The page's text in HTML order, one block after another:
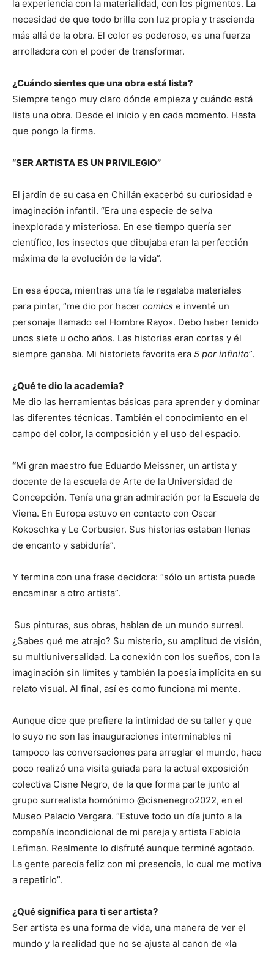
la experiencia con la materialidad, con los pigmentos. La
necesidad de que todo brille con luz propia y trascienda
más allá de la obra. El color es poderoso, es una fuerza
arrolladora con el poder de transformar.
¿Cuándo sientes que una obra está lista?
Siempre tengo muy claro dónde empieza y cuándo está
lista una obra. Desde el inicio y en cada momento. Hasta
que pongo la firma.
“SER ARTISTA ES UN PRIVILEGIO”
El jardín de su casa en Chillán exacerbó su curiosidad e
imaginación infantil. “Era una especie de selva
inexplorada y misteriosa. En ese tiempo quería ser
científico, los insectos que dibujaba eran la perfección
máxima de la evolución de la vida”.
En esa época, mientras una tía le regalaba materiales
para pintar, “me dio por hacer comics e inventé un
personaje llamado «el Hombre Rayo». Debo haber tenido
unos siete u ocho años. Las historias eran cortas y él
siempre ganaba. Mi historieta favorita era 5 por infinito”.
¿Qué te dio la academia?
Me dio las herramientas básicas para aprender y dominar
las diferentes técnicas. También el conocimiento en el
campo del color, la composición y el uso del espacio.
“Mi gran maestro fue Eduardo Meissner, un artista y
docente de la escuela de Arte de la Universidad de
Concepción. Tenía una gran admiración por la Escuela de
Viena. En Europa estuvo en contacto con Oscar
Kokoschka y Le Corbusier. Sus historias estaban llenas
de encanto y sabiduría”.
Y termina con una frase decidora: “sólo un artista puede
encaminar a otro artista”.
Sus pinturas, sus obras, hablan de un mundo surreal.
¿Sabes qué me atrajo? Su misterio, su amplitud de visión,
su multiuniversalidad. La conexión con los sueños, con la
imaginación sin límites y también la poesía implícita en su
relato visual. Al final, así es como funciona mi mente.
Aunque dice que prefiere la intimidad de su taller y que
lo suyo no son las inauguraciones interminables ni
tampoco las conversaciones para arreglar el mundo, hace
poco realizó una visita guiada para la actual exposición
colectiva Cisne Negro, de la que forma parte junto al
grupo surrealista homónimo @cisnenegro2022, en el
Museo Palacio Vergara. “Estuve todo un día junto a la
compañía incondicional de mi pareja y artista Fabiola
Lefiman. Realmente lo disfruté aunque terminé agotado.
La gente parecía feliz con mi presencia, lo cual me motiva
a repetirlo”.
¿Qué significa para ti ser artista?
Ser artista es una forma de vida, una manera de ver el
mundo y la realidad que no se ajusta al canon de «la